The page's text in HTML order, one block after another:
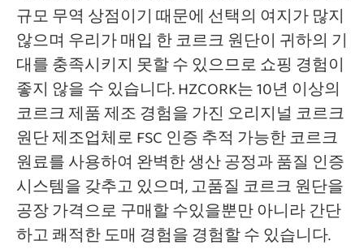
규모 무역 상점이기 때문에 선택의 여지가 많지
않으며 우리가 매입 한 코르크 원단이 귀하의 기
대를 충족시키지 못할 수 있으므로 쇼핑 경험이
좋지 않을 수 있습니다. HZCORK는 10년 이상의
코르크 제품 제조 경험을 가진 오리지널 코르크
원단 제조업체로 FSC 인증 추적 가능한 코르크
원료를 사용하여 완벽한 생산 공정과 품질 인증
시스템을 갖추고 있으며, 고품질 코르크 원단을
공장 가격으로 구매할 수있을뿐만 아니라 간단
하고 쾌적한 도매 경험을 경험할 수 있습니다.